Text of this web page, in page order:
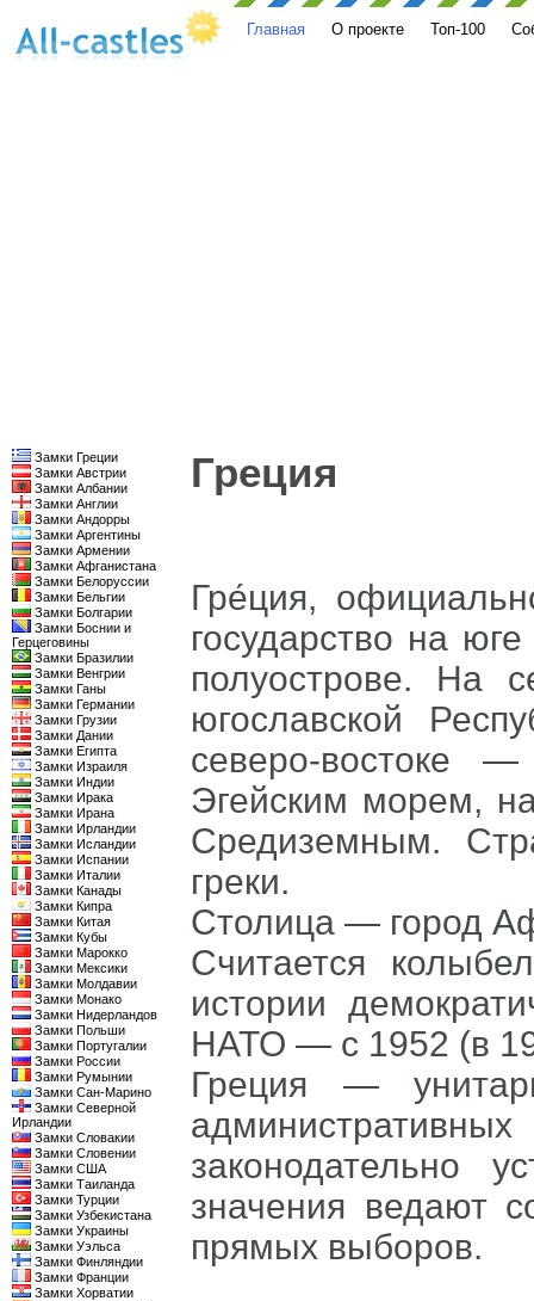
Главная О проекте Топ-100
Замки Греции
Замки Австрии
Замки Албании
Замки Англии
Замки Андорры
Замки Аргентины
Замки Армении
Замки Афганистана
Замки Белоруссии
Замки Бельгии
Замки Болгарии
Замки Боснии и
Герцеговины
Замки Бразилии
Замки Венгрии
Замки Ганы
Замки Германии
Замки Грузии
Замки Дании
Замки Египта
Замки Израиля
Замки Индии
Замки Ирака
Замки Ирана
Замки Ирландии
Замки Исландии
Замки Испании
Замки Италии
Замки Канады
Замки Кипра
Замки Китая
Замки Кубы
Замки Марокко
Замки Мексики
Замки Молдавии
Замки Монако
Замки Нидерландов
Замки Польши
Замки Португалии
Замки России
Замки Румынии
Замки Сан-Марино
Замки Северной
Ирландии
Замки Словакии
Замки Словении
Замки США
Замки Таиланда
Замки Турции
Замки Узбекистана
Замки Украины
Замки Уэльса
Замки Финляндии
Замки Франции
Замки Хорватии
Греция
Гре́ция,
государство на
полуострове. На
югославской
северо-востоке
Эгейским морем,
Средиземным.
греки.
Столица — город
Считается
истории
НАТО — с 1952 (в
Греция —
законодательно
значения ведают
прямых выборов.